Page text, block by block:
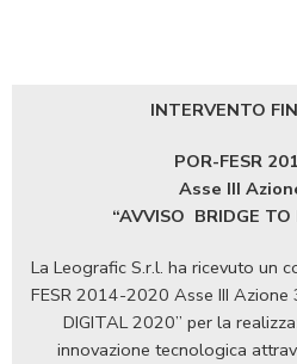
INTERVENTO
POR-FESR
Asse III
“AVVISO BRIDGE
La Leografic S.r.l. ha ricevuto un
FESR 2014-2020 Asse III Azione
DIGITAL 2020” per la
innovazione tecnologica